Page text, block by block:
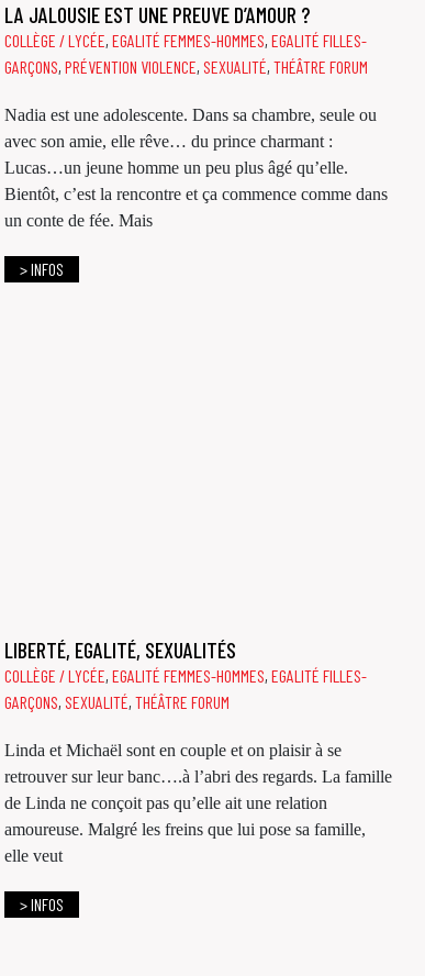
LA JALOUSIE EST UNE PREUVE D’AMOUR ?
COLLÈGE / LYCÉE,EGALITÉ FEMMES-HOMMES,EGALITÉ FILLES-
GARÇONS,PRÉVENTION VIOLENCE,SEXUALITÉ,THÉÂTRE FORUM
Nadia est une adolescente. Dans sa chambre, seule ou
avec son amie, elle rêve… du prince charmant :
Lucas…un jeune homme un peu plus âgé qu’elle.
Bientôt, c’est la rencontre et ça commence comme dans
un conte de fée. Mais
> INFOS
LIBERTÉ, EGALITÉ, SEXUALITÉS
COLLÈGE / LYCÉE,EGALITÉ FEMMES-HOMMES,EGALITÉ FILLES-
GARÇONS,SEXUALITÉ,THÉÂTRE FORUM
Linda et Michaël sont en couple et on plaisir à se
retrouver sur leur banc….à l’abri des regards. La famille
de Linda ne conçoit pas qu’elle ait une relation
amoureuse. Malgré les freins que lui pose sa famille,
elle veut
> INFOS